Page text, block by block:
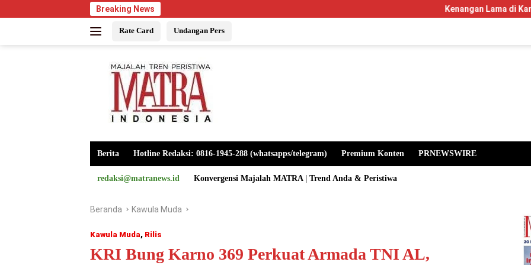
ke
Breaking News Kenangan Lama di Kampus Manglayang: Saat
Rate Card Undangan Pers
Berita Hotline Redaksi: 0816-1945-288 (whatsapps/telegram) Premium Konten PRNEWSWIRE
redaksi@matranews.id Konvergensi Majalah MATRA | Trend Anda & Peristiwa
Beranda Kawula Muda
Kawula Muda, Rilis
KRI Bung Karno 369 Perkuat Armada TNI AL,